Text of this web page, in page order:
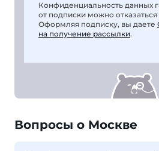
Конфиденциальность данных
от подписки можно
Оформляя подписку, вы даете
на получение рассылки.
Вопросы о Москве